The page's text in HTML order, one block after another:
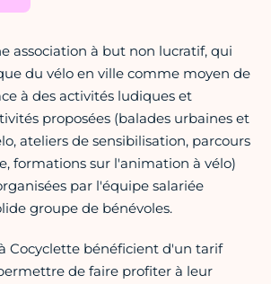
association à but non lucratif, qui
du vélo en ville comme moyen de
à des activités ludiques et
proposées (balades urbaines et
ateliers de sensibilisation, parcours
formations sur l'animation à vélo)
par l'équipe salariée
groupe de bénévoles.
Cocyclette bénéficient d'un tarif
de faire profiter à leur